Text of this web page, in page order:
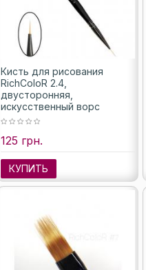
Кисть для рисования
RichColoR 2.4,
двусторонняя,
искусственный ворс
125 грн.
КУПИТЬ